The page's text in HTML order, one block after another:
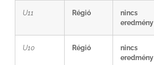
U11 Régió
nincs
eredmény
U10 Régió
nincs
eredmény